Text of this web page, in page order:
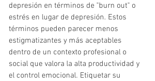
depresión en términos de "burn out" o
estrés en lugar de depresión. Estos
términos pueden parecer menos
estigmatizantes y más aceptables
dentro de un contexto profesional o
social que valora la alta productividad y
el control emocional. Etiquetar su